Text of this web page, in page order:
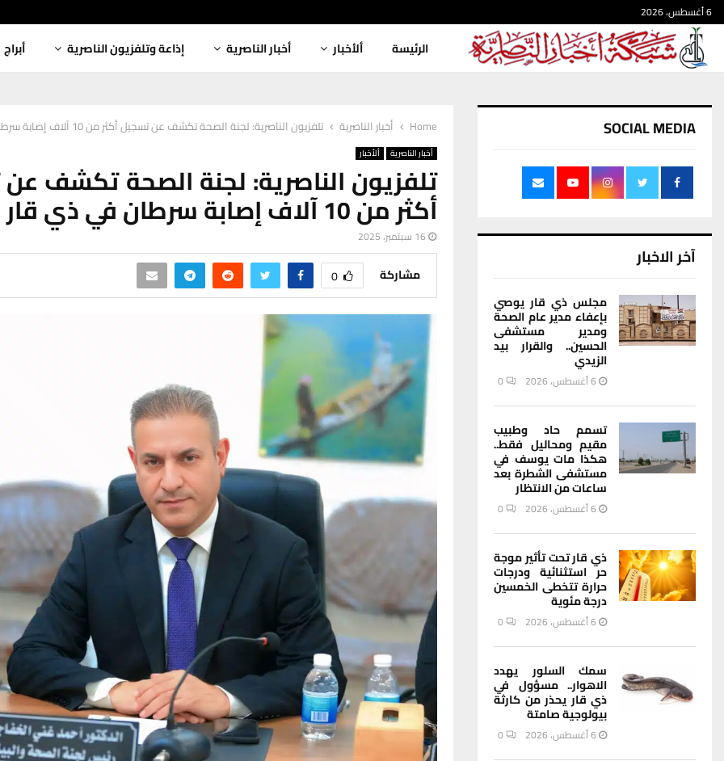
6 أغسطس، 2026
الرئيسة ألأخبار أخبار الناصرية إذاعة وتلفزيون الناصرية أبراج
Home أخبار الناصرية تلفزيون الناصرية: لجنة الصحة تكشف عن تسجيل أكثر من 10 آلاف إصابة سرطان في ذي قار
أخبار الناصرية ألأخبار
تلفزيون الناصرية: لجنة الصحة تكشف
أكثر من 10 آلاف إصابة سرطان في ذي قار
16 سبتمبر، 2025
مشاركة 0
SOCIAL MEDIA
آخر الاخبار
مجلس ذي قار يوصي
بإعفاء مدير عام الصحة
ومدير مستشفى
الحسين.. والقرار بيد
الزيدي
6 أغسطس، 2026 0
تسمم حاد وطبيب
مقيم ومحاليل فقط..
هكذا مات يوسف في
مستشفى الشطرة بعد
ساعات من الانتظار
6 أغسطس، 2026 0
ذي قار تحت تأثير موجة
حر استثنائية ودرجات
حرارة تتخطى الخمسين
درجة مئوية
6 أغسطس، 2026 0
سمك السلور يهدد
الاهوار.. مسؤول في
ذي قار يحذر من كارثة
بيولوجية صامتة
6 أغسطس، 2026 0